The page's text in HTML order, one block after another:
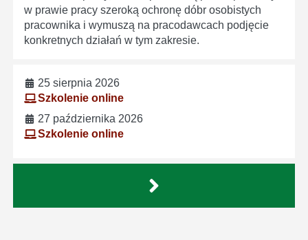
w prawie pracy szeroką ochronę dóbr osobistych
pracownika i wymuszą na pracodawcach podjęcie
konkretnych działań w tym zakresie.
25 sierpnia 2026
Szkolenie online
27 października 2026
Szkolenie online